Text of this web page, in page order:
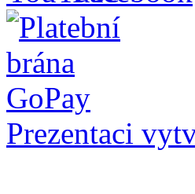
Prezentaci